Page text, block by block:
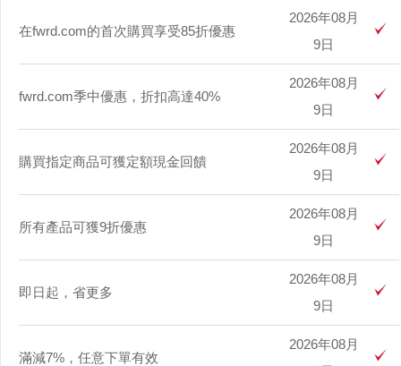
在fwrd.com的首次購買享受85折優惠
2026年08月
9日
fwrd.com季中優惠，折扣高達40%
2026年08月
9日
購買指定商品可獲定額現金回饋
2026年08月
9日
所有產品可獲9折優惠
2026年08月
9日
即日起，省更多
2026年08月
9日
滿減7%，任意下單有效
2026年08月